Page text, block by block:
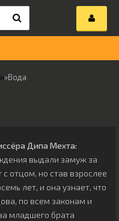
»Вода
Дипа Мехта:
выдали замуж за
отцом, но став взрослее
лет, и она узнает, что
по всем законам и
младшего брата